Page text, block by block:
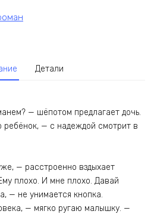
Детали
— шёпотом предлагает дочь.
ребёнок, — с надеждой смотрит в
— расстроенно вздыхает
плохо. И мне плохо. Давай
— не унимается кнопка.
— мягко ругаю малышку. —